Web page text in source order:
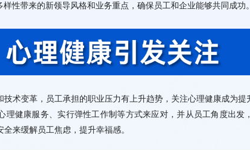
性带来的新领导风格和业务重点，确保员工和企业能够共同成功。
来缓解员工焦虑，提升幸福感。